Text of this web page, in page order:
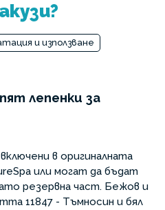
и използване
лепенки за
в оригиналната
или могат да бъдат
резервна част. Бежов и
11847 - Тъмносин и бял